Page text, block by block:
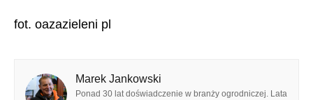
fot. oazazieleni pl
Marek Jankowski
Ponad 30 lat doświadczenie w branży ogrodniczej. Lata